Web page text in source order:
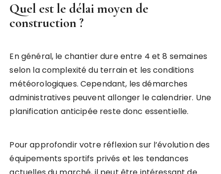
Quel est le délai moyen de
construction ?
En général, le chantier dure entre 4 et 8 semaines
selon la complexité du terrain et les conditions
météorologiques. Cependant, les démarches
administratives peuvent allonger le calendrier. Une
planification anticipée reste donc essentielle.
Pour approfondir votre réflexion sur l’évolution des
équipements sportifs privés et les tendances